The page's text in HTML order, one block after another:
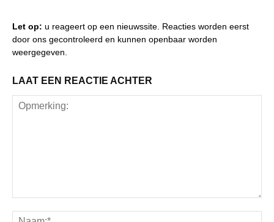
Let op: u reageert op een nieuwssite. Reacties worden eerst
door ons gecontroleerd en kunnen openbaar worden
weergegeven.
LAAT EEN REACTIE ACHTER